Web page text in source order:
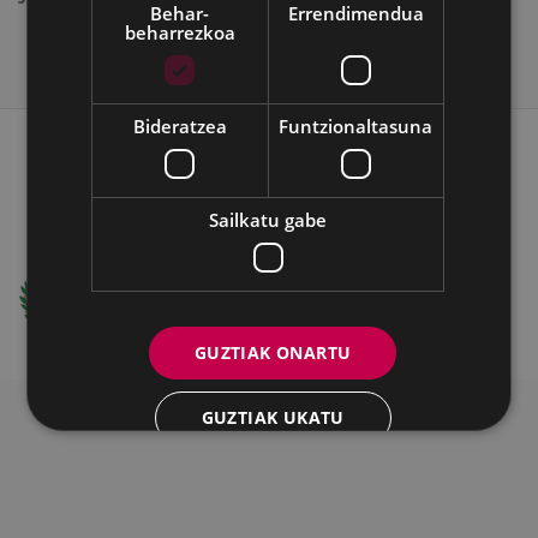
IRISGARRITASUNA
BATZORDEA
LEGE OHARRA
Ego Ibarra Batzordea - Eibarko Udala
Untzaga Plaza - 20600 Eibar
Behar-
beharrezkoa
Errendimendua
Bideratzea Funtzionaltasuna
Sailkatu gabe
GUZTIAK ONARTU
GUZTIAK UKATU